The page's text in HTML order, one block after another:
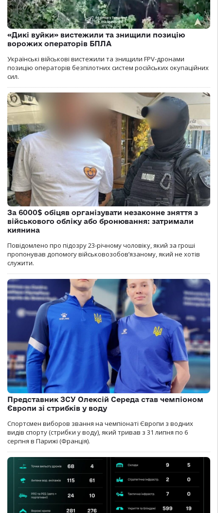
«Дикі вуйки» вистежили та знищили позицію
ворожих операторів БПЛА
Українські військові вистежили та знищили FPV-дронами
позицію операторів безпілотних систем російських окупаційних
сил.
За 6000$ обіцяв організувати незаконне зняття з
військового обліку або бронювання: затримали
киянина
Повідомлено про підозру 23-річному чоловіку, який за гроші
пропонував допомогу військовозобов’язаному, який не хотів
служити.
Представник ЗСУ Олексій Середа став чемпіоном
Європи зі стрибків у воду
Спортсмен виборов звання на чемпіонаті Європи з водних
видів спорту (стрибки у воду), який тривав з 31 липня по 6
серпня в Парижі (Франція).